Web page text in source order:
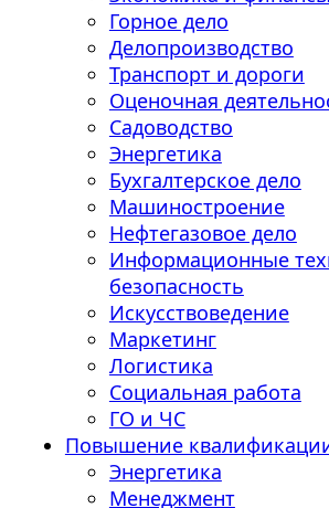
Горное дело
Делопроизводство
Транспорт и дороги
Оценочная
Садоводство
Энергетика
Бухгалтерское дело
Машиностроение
Нефтегазовое дело
Информационные
безопасность
Искусствоведение
Маркетинг
Логистика
Социальная работа
ГО и ЧС
Повышение
Энергетика
Менеджмент